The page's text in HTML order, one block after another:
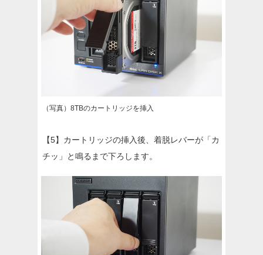
（写真）8TBのカートリッジを挿入
【5】カートリッジの挿入後、着脱レバーが「カ
チッ」と鳴るまで下ろします。